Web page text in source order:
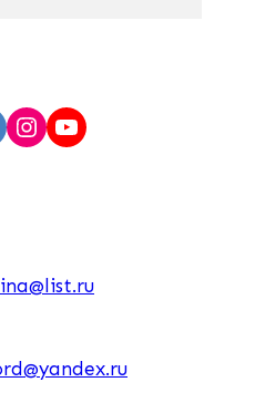
Instagram
YouTube